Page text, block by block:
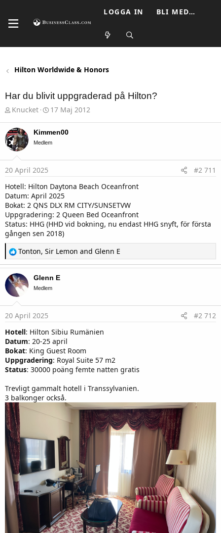
LOGGA IN BLI MEDLEM
Hilton Worldwide & Honors
Har du blivit uppgraderad på Hilton?
T
r
e
a
d
a
t
e
r
Knucket
S
a
r
t
17 Maj 2012
Kimmen00
Medlem
20 April 2025
#2 711
Hotell: Hilton Daytona Beach Oceanfront
Datum: April 2025
Bokat: 2 QNS DLX RM CITY/SUNSETVW
Uppgradering: 2 Queen Bed Oceanfront
Status: HHG (HHD vid bokning, nu endast HHG snyft, för första
gången sen 2018)
R
a
c
t
i
o
:
Tonton, Sir Lemon and Glenn E
Glenn E
Medlem
20 April 2025
#2 712
Hotell: Hilton Sibiu Rumänien
Datum: 20-25 april
Bokat: King Guest Room
Uppgradering: Royal Suite 57 m2
Status: 30000 poäng femte natten gratis
Trevligt gammalt hotell i Transsylvanien.
3 balkonger också.